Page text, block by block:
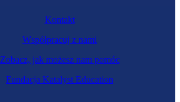
Kontakt
Współpracuj z nami
Zobacz, jak możesz nam pomóc
Fundacja Katalyst Education